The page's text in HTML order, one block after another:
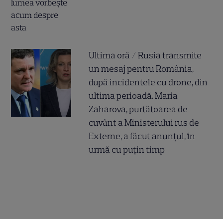
Ultima oră / Rusia transmite
un mesaj pentru România,
după incidentele cu drone, din
ultima perioadă. Maria
Zaharova, purtătoarea de
cuvânt a Ministerului rus de
Externe, a făcut anunțul, în
urmă cu puțin timp